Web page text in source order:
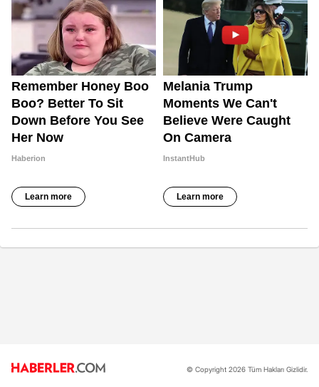
© Copyright 2026 Tüm Hakları Gizlidir.